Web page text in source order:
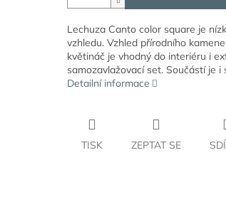
Lechuza Canto color square je
vzhledu. Vzhled přírodního
květináč je vhodný do interiéru i
samozavlažovací set. Součástí je
Detailní informace
TISK ZEPTAT SE